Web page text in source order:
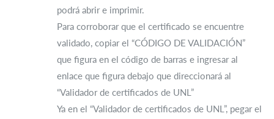
podrá abrir e imprimir.
Para corroborar que el certificado se encuentre
validado, copiar el “CÓDIGO DE VALIDACIÓN”
que figura en el código de barras e ingresar al
enlace que figura debajo que direccionará al
“Validador de certificados de UNL”
Ya en el “Validador de certificados de UNL”, pegar el